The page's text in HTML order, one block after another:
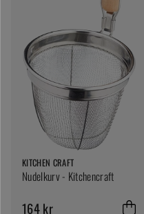
KITCHEN CRAFT
Nudelkurv - Kitchencraft
164 kr